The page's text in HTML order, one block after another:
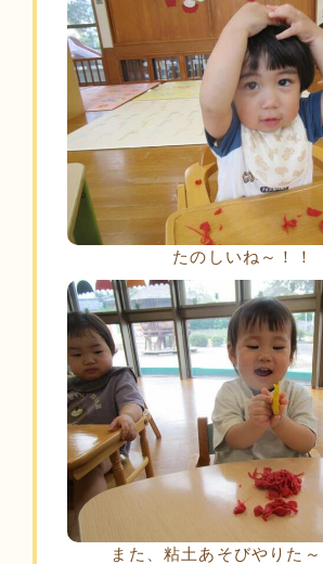
たのしいね～！！
また、粘土あそびやりた～